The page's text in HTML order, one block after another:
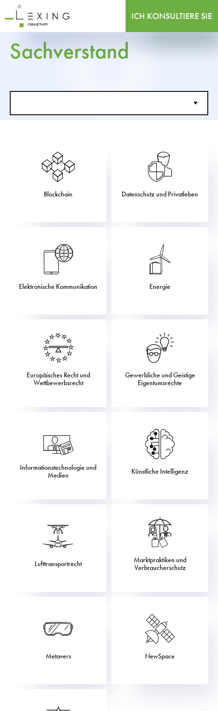
ICH KONSULTIERE SIE
Sachverstand
Blockchain Datenschutz und Privatleben
Elektronische Kommunikation Energie
Europäisches Recht und
Wettbewerbsrecht
Gewerbliche und Geistige
Eigentumsrechte
Informationstechnologie und
Medien
Künstliche Intelligenz
Lufttransportrecht
Marktpraktiken und
Verbraucherschutz
Metavers NewSpace